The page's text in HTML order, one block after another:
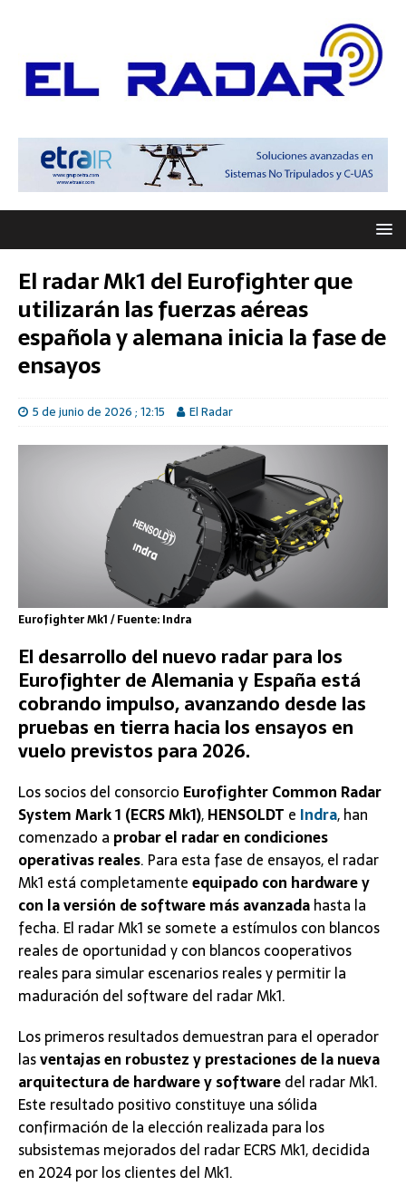
El radar Mk1 del Eurofighter que
utilizarán las fuerzas aéreas
española y alemana inicia la fase de
ensayos
5 de junio de 2026 ; 12:15 El Radar
Eurofighter Mk1 / Fuente: Indra
El desarrollo del nuevo radar para los
Eurofighter de Alemania y España está
cobrando impulso, avanzando desde las
pruebas en tierra hacia los ensayos en
vuelo previstos para 2026.
Los socios del consorcio Eurofighter Common Radar
System Mark 1 (ECRS Mk1),HENSOLDT e Indra, han
comenzado a probar el radar en condiciones
operativas reales. Para esta fase de ensayos, el radar
Mk1 está completamenteequipado con hardware y
con la versión de software más avanzadahasta la
fecha. El radar Mk1 se somete a estímulos con blancos
reales de oportunidad y con blancos cooperativos
reales para simular escenarios reales y permitir la
maduración del software del radar Mk1.
Los primeros resultados demuestran para el operador
lasventajas en robustez y prestaciones de la nueva
arquitectura de hardware y softwaredel radar Mk1.
Este resultado positivo constituye una sólida
confirmación de la elección realizada para los
subsistemas mejorados del radar ECRS Mk1, decidida
en 2024 por los clientes del Mk1.